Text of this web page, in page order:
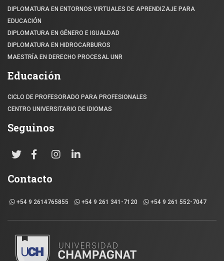
DIPLOMATURA EN ENTORNOS VIRTUALES DE APRENDIZAJE PARA
EDUCACIÓN
DIPLOMATURA EN GÉNERO E IGUALDAD
DIPLOMATURA EN HIDROCARBUROS
MAESTRÍA EN DERECHO PROCESAL UNR
Educación
CICLO DE PROFESORADO PARA PROFESIONALES
CENTRO UNIVERSITARIO DE IDIOMAS
Seguinos
Contacto
+54 9 2614765855 +54 9 261 341-7120 +54 9 261 552-7047